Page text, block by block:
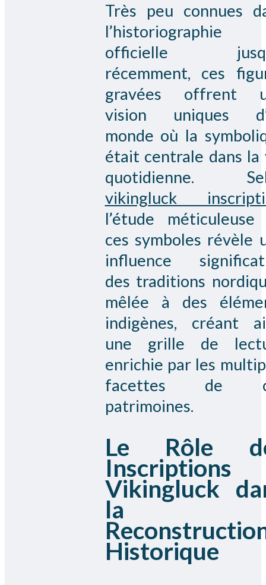
Très peu connues
l’historiographie
officielle
récemment, ces
gravées offrent
vision uniques
monde où la
était centrale dans la
quotidienne.
vikingluck
l’étude méticuleuse
ces symboles révèle
influence
des traditions
mêlée à des
indigènes, créant
une grille de
enrichie par les
facettes de
patrimoines.
Le Rôle
Inscriptions
Vikingluck
la
Historique